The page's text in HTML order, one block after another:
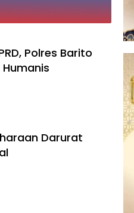
Polres Barito
Darurat